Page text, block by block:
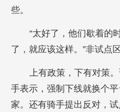
些。
“太好了，他们歇着的
了，就应该这样。”非试点
上有政策，下有对策
手表示，强制下线就换个
家。还有骑手提出反对，